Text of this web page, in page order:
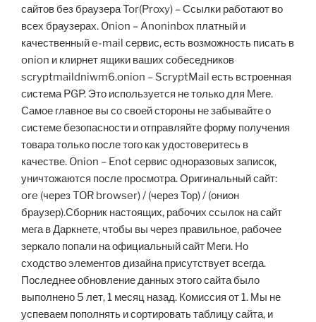
сайтов без браузера Tor(Proxy) – Ссылки работают во
всех браузерах. Onion – Anoninbox платный и
качественный e-mail сервис, есть возможность писать в
onion и клирнет ящики ваших собеседников
scryptmaildniwm6.onion – ScryptMail есть встроенная
система PGP. Это используется не только для Меге.
Самое главное вы со своей стороны не забывайте о
системе безопасности и отправляйте форму получения
товара только после того как удостоверитесь в
качестве. Onion – Enot сервис одноразовых записок,
уничтожаются после просмотра. Оригинальный сайт:
ore (через TOR browser) / (через Тор) / (онион
браузер).Сборник настоящих, рабочих ссылок на сайт
мега в Даркнете, чтобы вы через правильное, рабочее
зеркало попали на официальный сайт Меги. Но
сходство элементов дизайна присутствует всегда.
Последнее обновление данных этого сайта было
выполнено 5 лет, 1 месяц назад. Комиссия от 1. Мы не
успеваем пополнять и сортировать таблицу сайта, и